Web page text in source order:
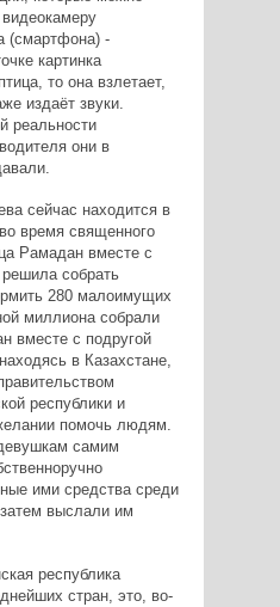
(смартфона) -
картинка
то она взлетает,
издаёт звуки.
реальности
они в
сейчас находится в
время священного
Рамадан вместе с
собрать
280 малоимущих
миллиона собрали
вместе с подругой
в Казахстане,
республики и
помочь людям.
самим
ими средства среди
выслали им
республика
стран, это, во-